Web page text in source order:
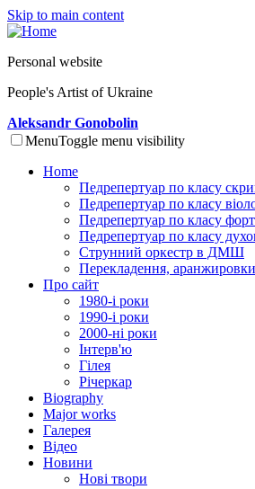
Skip to main content
Personal website
People's Artist of Ukraine
Aleksandr Gonobolin
MenuToggle menu visibility
Home
Педрепертуар по класу
Педрепертуар по класу
Педрепертуар по класу
Педрепертуар по класу
Струнний оркестр в ДМШ
Перекладення,
Про сайт
1980-і роки
1990-і роки
2000-ні роки
Інтерв'ю
Гілея
Річеркар
Biography
Major works
Галерея
Відео
Новини
Нові твори